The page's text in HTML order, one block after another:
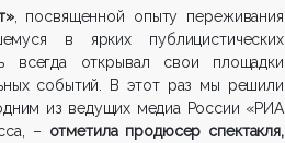
, посвященной опыту переживания
в ярких публицистических
всегда открывал свои площадки
событий. В этот раз мы решили
из ведущих медиа России «РИА
– отметила продюсер спектакля,